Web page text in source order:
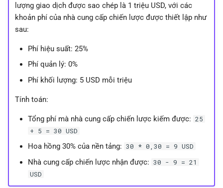
lượng giao dịch được sao chép là 1 triệu USD, với các
khoản phí của nhà cung cấp chiến lược được thiết lập như
sau:
Phí hiệu suất: 25%
Phí quản lý: 0%
Phí khối lượng: 5 USD mỗi triệu
Tính toán:
Tổng phí mà nhà cung cấp chiến lược kiếm được: 25
+ 5 = 30 USD
Hoa hồng 30% của nền tảng: 30 * 0,30 = 9 USD
Nhà cung cấp chiến lược nhận được: 30 - 9 = 21
USD